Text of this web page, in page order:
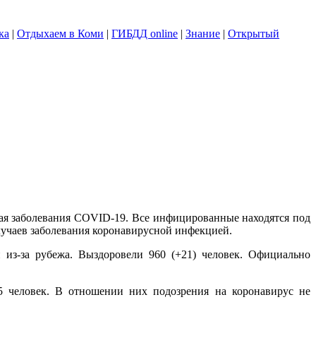
| Отдыхаем в Коми | ГИБДД online | Знание | Открытый
заболевания COVID-19. Все инфицированные находятся под
заболевания коронавирусной инфекцией.
за рубежа. Выздоровели 960 (+21) человек. Официально
человек. В отношении них подозрения на коронавирус не